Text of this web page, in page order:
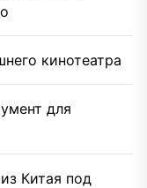
кинотеатра
для
Китая под